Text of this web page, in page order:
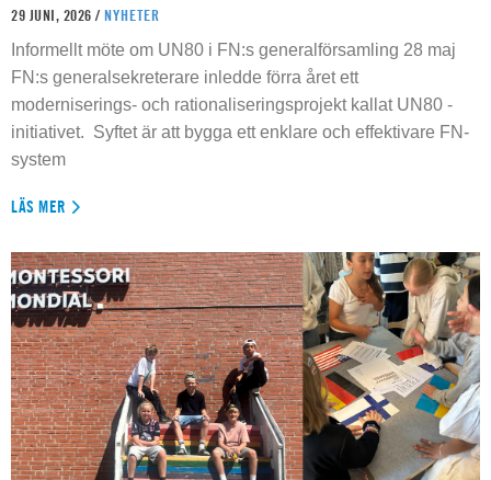
29 JUNI, 2026 / NYHETER
Informellt möte om UN80 i FN:s generalförsamling 28 maj
FN:s generalsekreterare inledde förra året ett
moderniserings- och rationaliseringsprojekt kallat UN80 -
initiativet. Syftet är att bygga ett enklare och effektivare FN-
system
LÄS MER